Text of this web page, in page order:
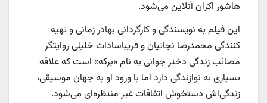
هاشور اکران آنلاین می‌شود.
این فیلم به نویسندگی و کارگردانی بهادر زمانی و تهیه
کنندگی محمدرضا نجاتیان و فریباسادات خلیلی روایتگر
مصائب زندگی دختر جوانی به نام «برکه» است که علاقه
بسیاری به نوازندگی دارد اما با ورود او به جهان موسیقی،
زندگی‌اش دستخوش اتفاقات غیر منتظره‌ای می‌شود.